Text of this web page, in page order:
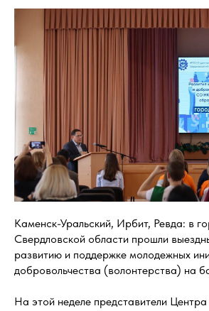
Каменск-Уральский, Ирбит, Ревда: в
Свердловской области прошли
развитию и поддержке молодежных
добровольчества (волонтерства) на
На этой неделе представители